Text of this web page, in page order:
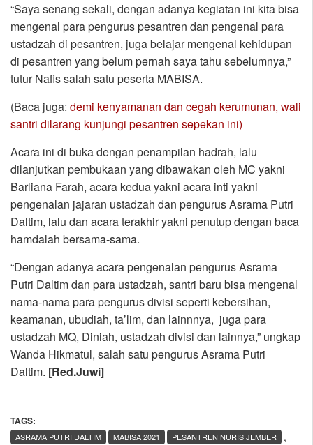
“Saya senang sekali, dengan adanya kegiatan ini kita bisa
mengenal para pengurus pesantren dan pengenal para
ustadzah di pesantren, juga belajar mengenal kehidupan
di pesantren yang belum pernah saya tahu sebelumnya,”
tutur Nafis salah satu peserta MABISA.
(Baca juga: demi kenyamanan dan cegah kerumunan, wali
santri dilarang kunjungi pesantren sepekan ini)
Acara ini di buka dengan penampilan hadrah, lalu
dilanjutkan pembukaan yang dibawakan oleh MC yakni
Barliana Farah, acara kedua yakni acara inti yakni
pengenalan jajaran ustadzah dan pengurus Asrama Putri
Daltim, lalu dan acara terakhir yakni penutup dengan baca
hamdalah bersama-sama.
“Dengan adanya acara pengenalan pengurus Asrama
Putri Daltim dan para ustadzah, santri baru bisa mengenal
nama-nama para pengurus divisi seperti kebersihan,
keamanan, ubudiah, ta’lim, dan lainnnya, juga para
ustadzah MQ, Diniah, ustadzah divisi dan lainnya,” ungkap
Wanda Hikmatul, salah satu pengurus Asrama Putri
Daltim. [Red.Juwi]
TAGS:
,
ASRAMA PUTRI DALTIM MABISA 2021 PESANTREN NURIS JEMBER